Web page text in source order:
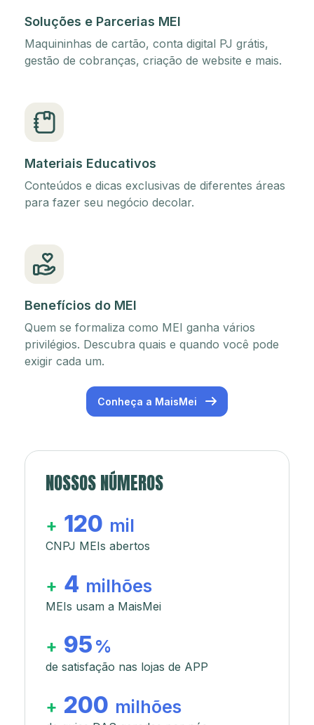
Soluções e Parcerias MEI
Maquininhas de cartão, conta digital PJ grátis,
gestão de cobranças, criação de website e mais.
Materiais Educativos
Conteúdos e dicas exclusivas de diferentes áreas
para fazer seu negócio decolar.
Benefícios do MEI
Quem se formaliza como MEI ganha vários
privilégios. Descubra quais e quando você pode
exigir cada um.
Conheça a MaisMei
NOSSOS NÚMEROS
+ 120 mil
CNPJ MEIs abertos
+ 4 milhões
MEIs usam a MaisMei
+ 95 %
de satisfação nas lojas de APP
+ 200 milhões